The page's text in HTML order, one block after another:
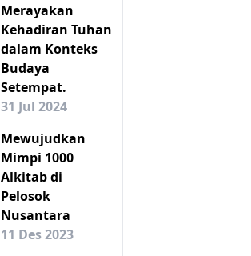
Merayakan
Kehadiran Tuhan
dalam Konteks
Budaya
Setempat.
31 Jul 2024
Mewujudkan
Mimpi 1000
Alkitab di
Pelosok
Nusantara
11 Des 2023